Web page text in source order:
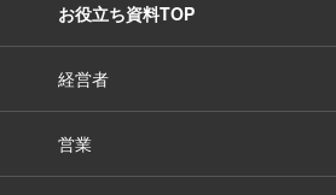
お役立ち資料TOP
経営者
営業